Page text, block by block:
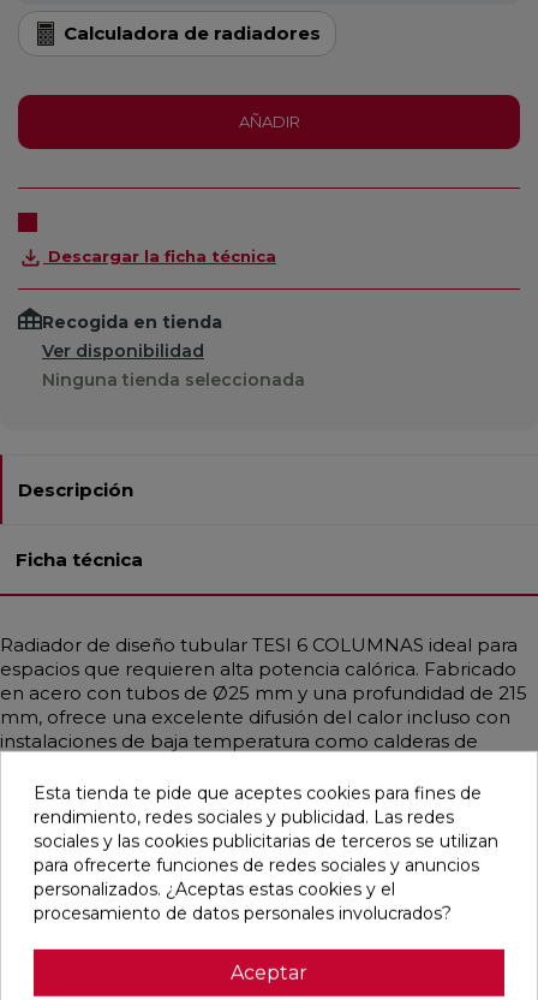
Calculadora de radiadores
AÑADIR
Descargar la ficha técnica
Recogida en tienda
Ver disponibilidad
Ninguna tienda seleccionada
Descripción
Ficha técnica
Radiador de diseño tubular TESI 6 COLUMNAS ideal para
espacios que requieren alta potencia calórica. Fabricado
en acero con tubos de Ø25 mm y una profundidad de 215
mm, ofrece una excelente difusión del calor incluso con
instalaciones de baja temperatura como calderas de
diferentes medidas y en acabados personalizados,
incluidos colores RAL y tratamientos especiales. Se
suministra con soportes universales y purgador del mismo
color. Perfecto para viviendas o espacios públicos que
exigen funcionalidad y estética elegante. Presión máxima
de trabajo: 8 bar. Temperatura máxima: 95 °C.
Esta tienda te pide que aceptes cookies para fines de
rendimiento, redes sociales y publicidad. Las redes
sociales y las cookies publicitarias de terceros se utilizan
para ofrecerte funciones de redes sociales y anuncios
personalizados. ¿Aceptas estas cookies y el
procesamiento de datos personales involucrados?
Aceptar